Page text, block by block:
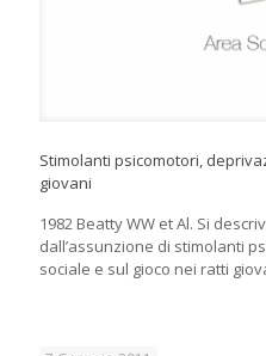
Stimolanti psicomotori,
giovani
1982 Beatty WW et Al. Si
dall’assunzione di stimolanti
sociale e sul gioco nei ratti